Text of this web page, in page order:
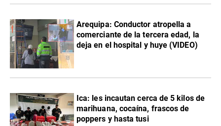
Arequipa: Conductor atropella a
comerciante de la tercera edad, la
deja en el hospital y huye (VIDEO)
Ica: les incautan cerca de 5 kilos de
marihuana, cocaína, frascos de
poppers y hasta tusi